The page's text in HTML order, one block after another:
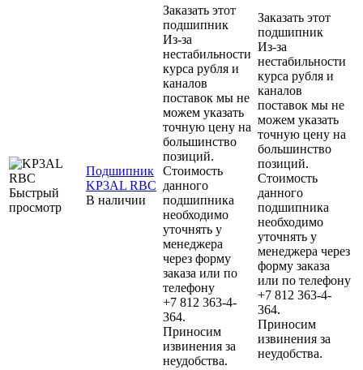
Быстрый
просмотр
Подшипник
KP3AL RBC
В наличии
Заказать этот
подшипник
Из-за
нестабильности
курса рубля и
каналов
поставок мы не
можем указать
точную цену на
большинство
позиций.
Стоимость
данного
подшипника
необходимо
уточнять у
менеджера
через форму
заказа или по
телефону
+7 812 363-4-
364.
Приносим
извинения за
неудобства.
Заказать этот
подшипник
Из-за
нестабильности
курса рубля и
каналов
поставок мы не
можем указать
точную цену на
большинство
позиций.
Стоимость
данного
подшипника
необходимо
уточнять у
менеджера через
форму заказа
или по телефону
+7 812 363-4-
364.
Приносим
извинения за
неудобства.